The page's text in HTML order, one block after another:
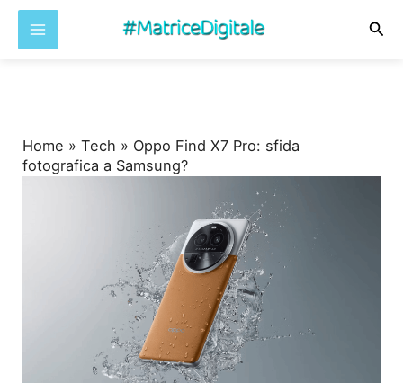
Home »Tech » Oppo Find X7 Pro: sfida
fotografica a Samsung?